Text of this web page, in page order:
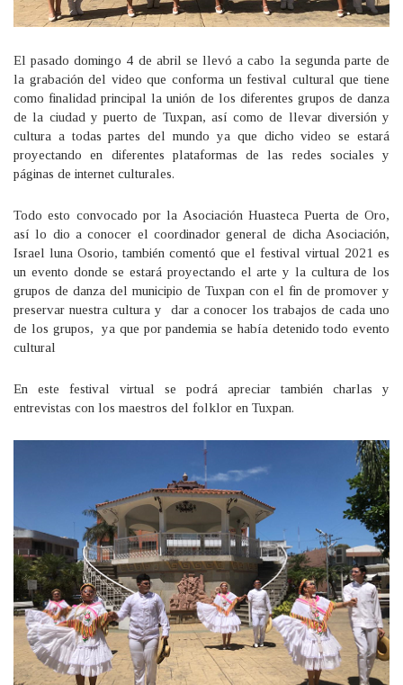
El pasado domingo 4 de abril se llevó a cabo la segunda parte de
la grabación del video que conforma un festival cultural que tiene
como finalidad principal la unión de los diferentes grupos de danza
de la ciudad y puerto de Tuxpan, así como de llevar diversión y
cultura a todas partes del mundo ya que dicho video se estará
proyectando en diferentes plataformas de las redes sociales y
páginas de internet culturales.
Todo esto convocado por la Asociación Huasteca Puerta de Oro,
así lo dio a conocer el coordinador general de dicha Asociación,
Israel luna Osorio, también comentó que el festival virtual 2021 es
un evento donde se estará proyectando el arte y la cultura de los
grupos de danza del municipio de Tuxpan con el fin de promover y
preservar nuestra cultura y dar a conocer los trabajos de cada uno
de los grupos, ya que por pandemia se había detenido todo evento
cultural
En este festival virtual se podrá apreciar también charlas y
entrevistas con los maestros del folklor en Tuxpan.